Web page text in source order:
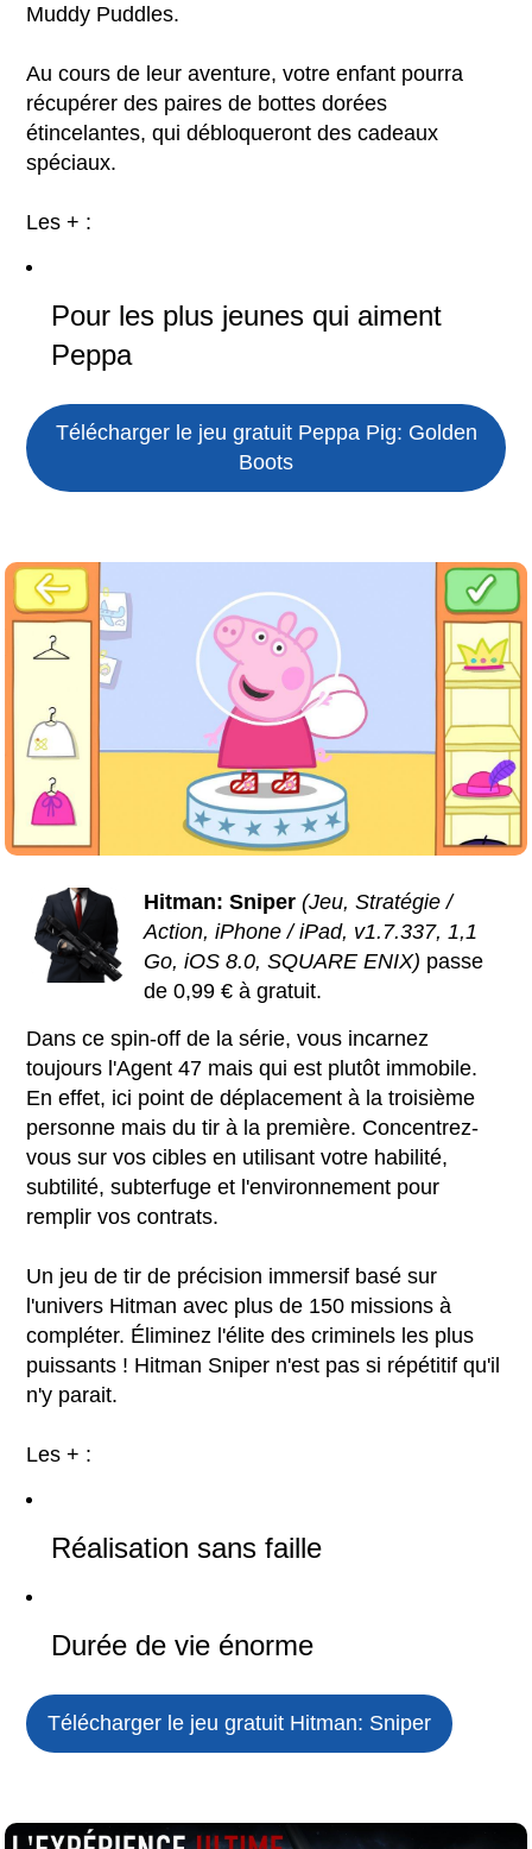
Muddy Puddles.
Au cours de leur aventure, votre enfant pourra
récupérer des paires de bottes dorées
étincelantes, qui débloqueront des cadeaux
spéciaux.
Les + :
Pour les plus jeunes qui aiment
Peppa
Télécharger le jeu gratuit Peppa Pig: Golden
Boots
Hitman: Sniper (Jeu, Stratégie /
Action, iPhone / iPad, v1.7.337, 1,1
Go, iOS 8.0, SQUARE ENIX) passe
de 0,99 € à gratuit.
Dans ce spin-off de la série, vous incarnez
toujours l'Agent 47 mais qui est plutôt immobile.
En effet, ici point de déplacement à la troisième
personne mais du tir à la première. Concentrez-
vous sur vos cibles en utilisant votre habilité,
subtilité, subterfuge et l'environnement pour
remplir vos contrats.
Un jeu de tir de précision immersif basé sur
l'univers Hitman avec plus de 150 missions à
compléter. Éliminez l'élite des criminels les plus
puissants ! Hitman Sniper n'est pas si répétitif qu'il
n'y parait.
Les + :
Réalisation sans faille
Durée de vie énorme
Télécharger le jeu gratuit Hitman: Sniper